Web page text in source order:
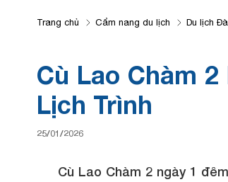
Trang chủ Cẩm nang du lịch Du lịch
Cù Lao Chàm
Lịch Trình
25/01/2026
Cù Lao Chàm 2 ngày 1